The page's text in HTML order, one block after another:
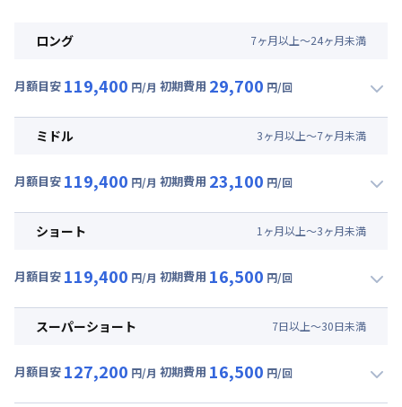
ロング 7ヶ月以上～24ヶ月未満
月額目安 119,400 円/月 初期費用 29,700 円/回
月額賃料目安(30日利用)
光熱費他 : 24,000円/月 (800円/日) (税抜)
その他費用 :
初期費用
ミドル 3ヶ月以上～7ヶ月未満
月額目安 119,400 円/月 初期費用 23,100 円/回
月額賃料目安(30日利用)
光熱費他 : 24,000円/月 (800円/日) (税抜)
その他費用 :
初期費用
ショート 1 ヶ月以上～3ヶ月未満
月額目安 119,400 円/月 初期費用 16,500 円/回
月額賃料目安(30日利用)
光熱費他 : 24,000円/月 (800円/日) (税抜)
スーパーショート 7日以上～30日未満
月額目安 127,200 円/月 初期費用 16,500 円/回